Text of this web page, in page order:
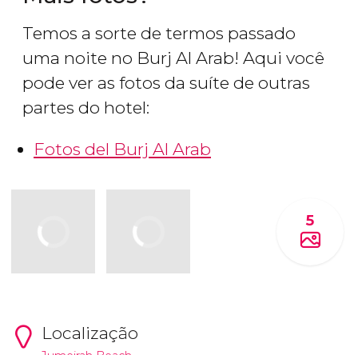
Temos a sorte de termos passado
uma noite no Burj Al Arab! Aqui você
pode ver as fotos da suíte de outras
partes do hotel:
Fotos del Burj Al Arab
5
Localização